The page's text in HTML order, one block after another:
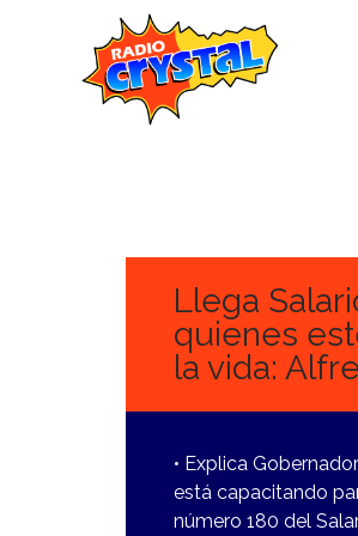
Llega
quienes
la vida:
• Explica
está capacitando
número 180 del